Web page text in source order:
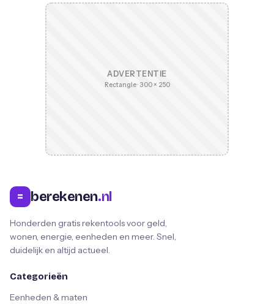
ADVERTENTIE
Rectangle · 300 × 250
= berekenen.nl
Honderden gratis rekentools voor geld,
wonen, energie, eenheden en meer. Snel,
duidelijk en altijd actueel.
Categorieën
Eenheden & maten